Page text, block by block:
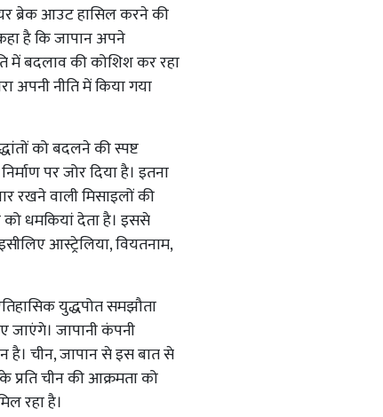
ब्रेक आउट हासिल करने की
है कि जापान अपने
में बदलाव की कोशिश कर रहा
अपनी नीति में किया गया
को बदलने की स्पष्ट
पर जोर दिया है। इतना
रखने वाली मिसाइलों की
को धमकियां देता है। इससे
आस्ट्रेलिया, वियतनाम,
युद्धपोत समझौता
जाएंगे। जापानी कंपनी
है। चीन, जापान से इस बात से
प्रति चीन की आक्रमता को
रहा है।